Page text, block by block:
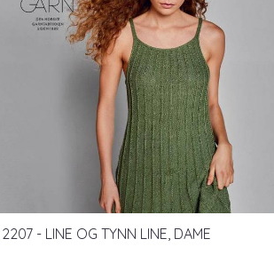
2207 - LINE OG TYNN LINE, DAME